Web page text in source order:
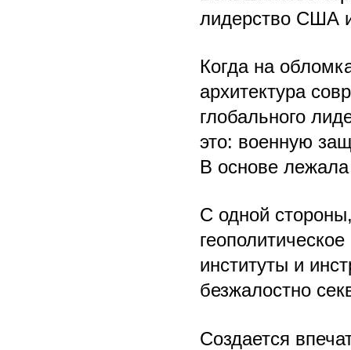
лидерство США
Когда на
архитектура
глобального
это: военную
В основе
С одной
институты и
безжалостно
Создается